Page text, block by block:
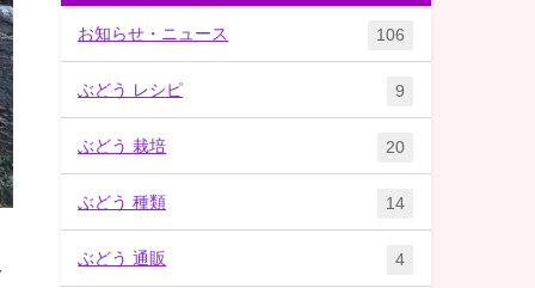
お知らせ・ニュース 106
ぶどう レシピ 9
ぶどう 栽培 20
ぶどう 種類 14
ぶどう 通販 4